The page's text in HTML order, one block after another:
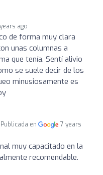
ago
de forma muy clara
unas columnas a
que tenía. Sentí alivio
se suele decir de los
minusiosamente es
Publicada en
7 years
muy capacitado en la
recomendable.